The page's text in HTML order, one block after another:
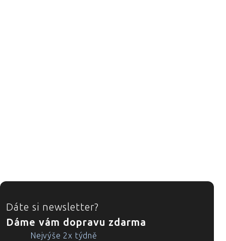
ZÁPATÍ
Dáte si newsletter?
Dáme vám dopravu zdarma
Nejvýše 2x týdně